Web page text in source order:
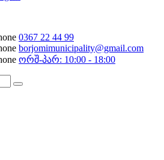
0367 22 44 99
borjomimunicipality@gmail.com
ორშ-პარ: 10:00 - 18:00